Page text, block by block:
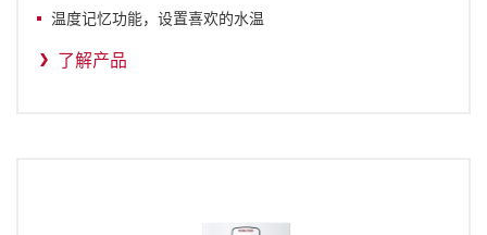
温度记忆功能，设置喜欢的水温
了解产品